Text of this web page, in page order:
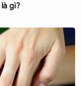
gì?